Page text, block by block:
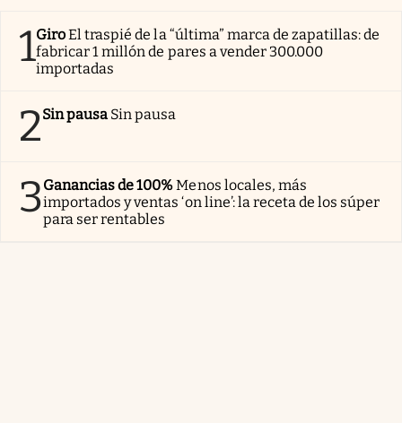
1GiroEl traspié de la “última” marca de zapatillas: de
fabricar 1 millón de pares a vender 300.000
importadas
2Sin pausa Sin pausa
3Ganancias de 100%Menos locales, más
importados y ventas ‘on line’: la receta de los súper
para ser rentables